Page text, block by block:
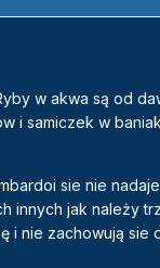
w akwa są od
i samiczek w
sie nie
innych jak należy
i nie zachowują